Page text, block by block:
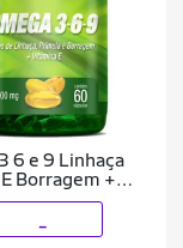
Borragem +